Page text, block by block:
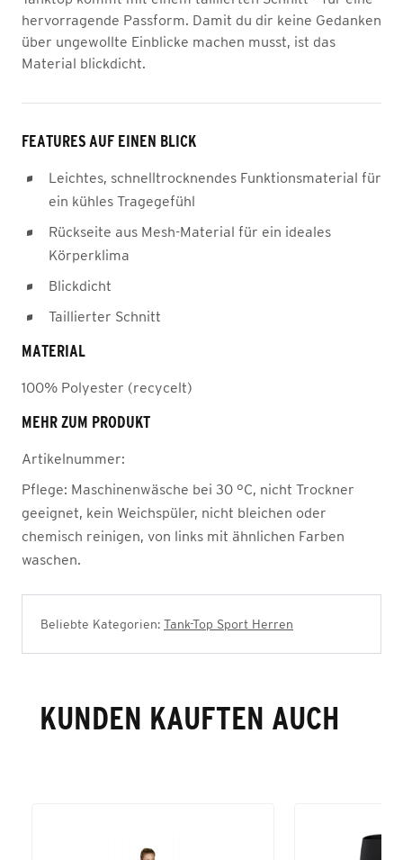
hervorragende Passform. Damit du dir keine Gedanken
über ungewollte Einblicke machen musst, ist das
Material blickdicht.
FEATURES AUF EINEN BLICK
Leichtes, schnelltrocknendes Funktionsmaterial für
ein kühles Tragegefühl
Rückseite aus Mesh-Material für ein ideales
Körperklima
Blickdicht
Taillierter Schnitt
MATERIAL
100% Polyester (recycelt)
MEHR ZUM PRODUKT
Artikelnummer:
Pflege: Maschinenwäsche bei 30 °C, nicht Trockner
geeignet, kein Weichspüler, nicht bleichen oder
chemisch reinigen, von links mit ähnlichen Farben
waschen.
Beliebte Kategorien: Tank-Top Sport Herren
KUNDEN KAUFTEN AUCH